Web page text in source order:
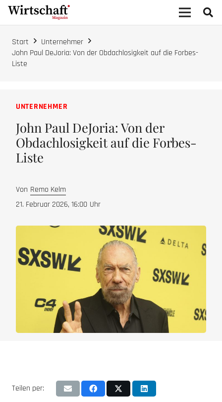
Start
Unternehmer
John Paul DeJoria: Von der Obdachlosigkeit auf die Forbes-
Liste
UNTERNEHMER
John Paul DeJoria: Von der
Obdachlosigkeit auf die Forbes-
Liste
Von Remo Kelm
21. Februar 2026, 16:00 Uhr
Teilen per: